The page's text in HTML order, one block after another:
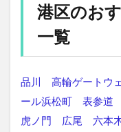
港区のお
一覧
品川 高輪ゲートウ
ール浜松町
表参道
虎ノ門
広尾 六本